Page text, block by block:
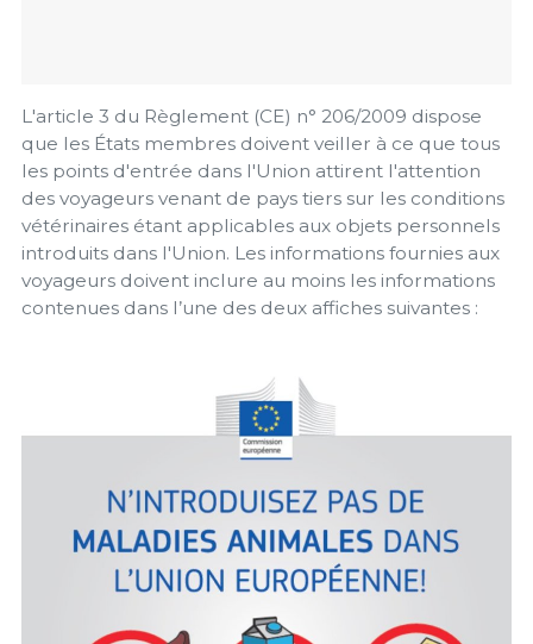
L'article 3 du Règlement (CE) n° 206/2009 dispose
que les États membres doivent veiller à ce que tous
les points d'entrée dans l'Union attirent l'attention
des voyageurs venant de pays tiers sur les conditions
vétérinaires étant applicables aux objets personnels
introduits dans l'Union. Les informations fournies aux
voyageurs doivent inclure au moins les informations
contenues dans l’une des deux affiches suivantes :